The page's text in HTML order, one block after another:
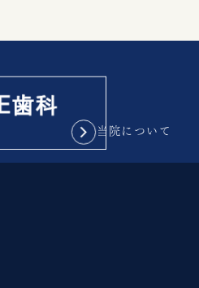
当院について